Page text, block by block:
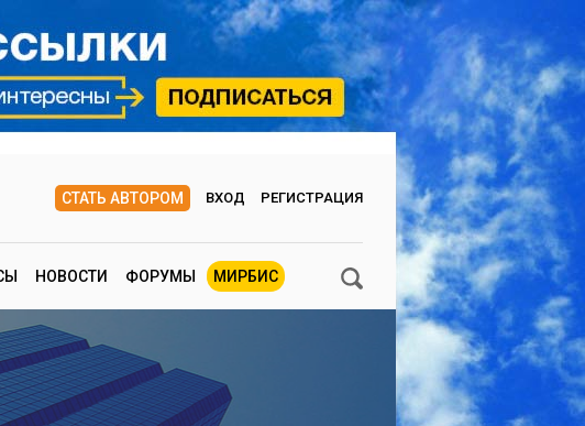
СТАТЬ АВТОРОМ ВХОД РЕГИСТРАЦИЯ
НОВОСТИ ФОРУМЫ МИРБИС